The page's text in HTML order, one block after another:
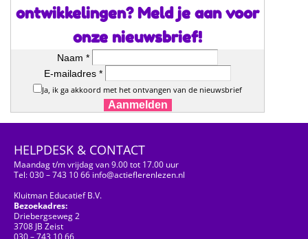
ontwikkelingen? Meld je aan voor
onze nieuwsbrief!
Naam *
E-mailadres *
Ja, ik ga akkoord met het ontvangen van de nieuwsbrief
Aanmelden
HELPDESK & CONTACT
Maandag t/m vrijdag van 9.00 tot 17.00 uur
Tel: 030 – 743 10 66 info@actieflerenlezen.nl
Kluitman Educatief B.V.
Bezoekadres:
Driebergseweg 2
3708 JB Zeist
030 – 743 10 66